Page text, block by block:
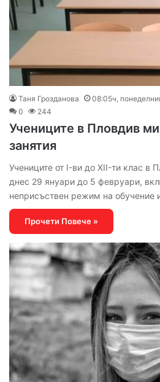
Таня Грозданова
08:05ч,
0
244
Учениците в Пловдив
занятия
Учениците от I-ви до ХII-ти клас в
днес 29 януари до 5 февруари,
неприсъствен режим на обучение
Прочети Повече »